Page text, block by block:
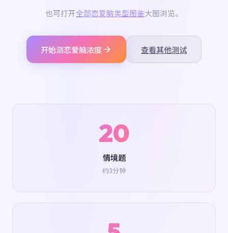
也可打开全部恋爱脑类型图鉴大图浏览。
开始测恋爱脑浓度 查看其他测试
20
情境题
约3分钟